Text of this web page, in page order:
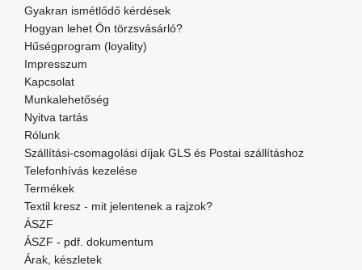
Gyakran ismétlődő kérdések
Hogyan lehet Ön törzsvásárló?
Hűségprogram (loyality)
Impresszum
Kapcsolat
Munkalehetőség
Nyitva tartás
Rólunk
Szállítási-csomagolási díjak GLS és Postai szállításhoz
Telefonhívás kezelése
Termékek
Textil kresz - mit jelentenek a rajzok?
ÁSZF
ÁSZF - pdf. dokumentum
Árak, készletek